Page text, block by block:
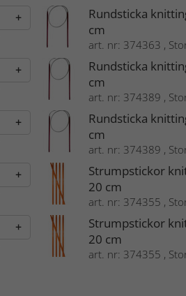
+
Rundsticka
cm
art. nr: 374363 ,
+
Rundsticka
cm
art. nr: 374389 ,
+
Rundsticka
cm
art. nr: 374389 ,
+
Strumpstickor
20 cm
art. nr: 374355 ,
+
Strumpstickor
20 cm
art. nr: 374355 ,